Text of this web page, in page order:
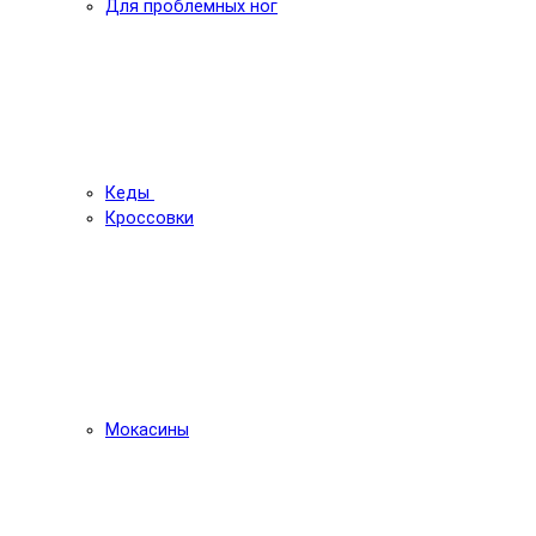
Для проблемных ног
Кеды
Кроссовки
Мокасины